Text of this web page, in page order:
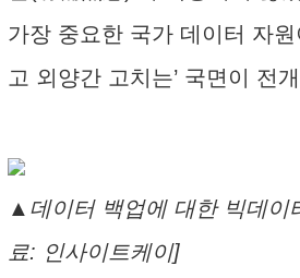
가장 중요한 국가 데이터 자원
고 외양간 고치는’ 국면이 전
▲데이터 백업에 대한 빅데이
료: 인사이트케이]